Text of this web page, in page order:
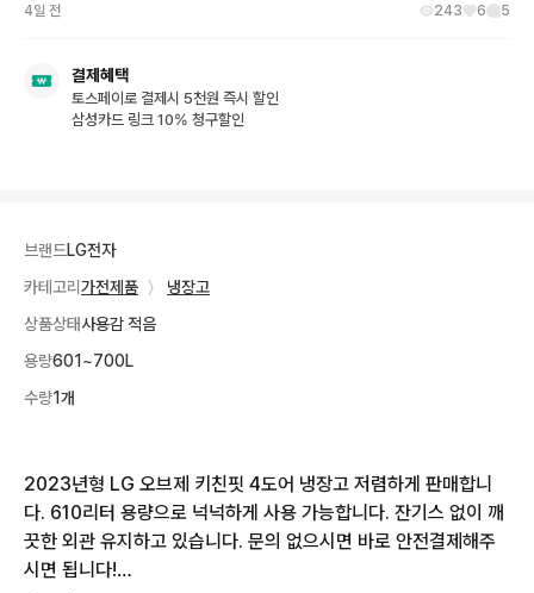
4일 전 243 6 5
결제혜택
토스페이로 결제시 5천원 즉시 할인
삼성카드 링크 10% 청구할인
브랜드LG전자
카테고리 가전제품 〉
냉장고
상품상태사용감 적음
용량601~700L
수량1개
2023년형 LG 오브제 키친핏 4도어 냉장고 저렴하게 판매합니
다. 610리터 용량으로 넉넉하게 사용 가능합니다. 잔기스 없이 깨
끗한 외관 유지하고 있습니다. 문의 없으시면 바로 안전결제해주
시면 됩니다!